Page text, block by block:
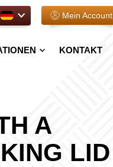
DE. Mein Account
KONTAKT
A
LID